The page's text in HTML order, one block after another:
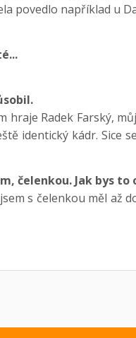
povedlo například u
Radek Farský,
identický kádr. Sice
čelenkou. Jak bys
s čelenkou měl